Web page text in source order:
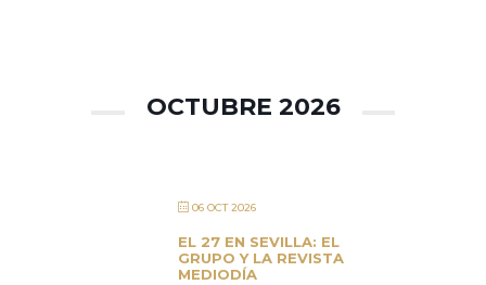
OCTUBRE 2026
06 OCT 2026
EL 27 EN SEVILLA: EL
GRUPO Y LA REVISTA
MEDIODÍA